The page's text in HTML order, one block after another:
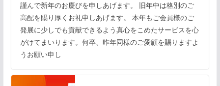
謹んで新年のお慶びを申しあげます。 旧年中は格別のご
高配を賜り厚くお礼申しあげます。 本年もご会員様のご
発展に少しでも貢献できるよう真心をこめたサービスを心
がけてまいります。何卒、昨年同様のご愛顧を賜りますよ
うお願い申し